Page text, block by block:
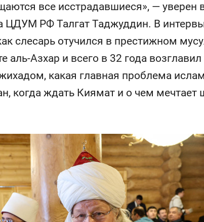
все исстрадавшиеся», — уверен
ЦДУМ РФ Талгат Таджуддин. В
слесарь отучился в престижном
аль-Азхар и всего в 32 года
какая главная проблема
когда ждать Киямат и о чем мечтает
стрессом»